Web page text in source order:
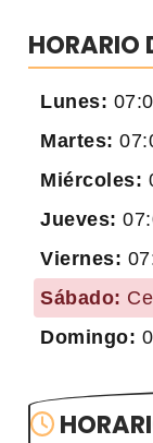
HORARIO
Lunes:
Martes:
Miércoles:
Jueves:
Viernes:
Sábado:
Domingo: